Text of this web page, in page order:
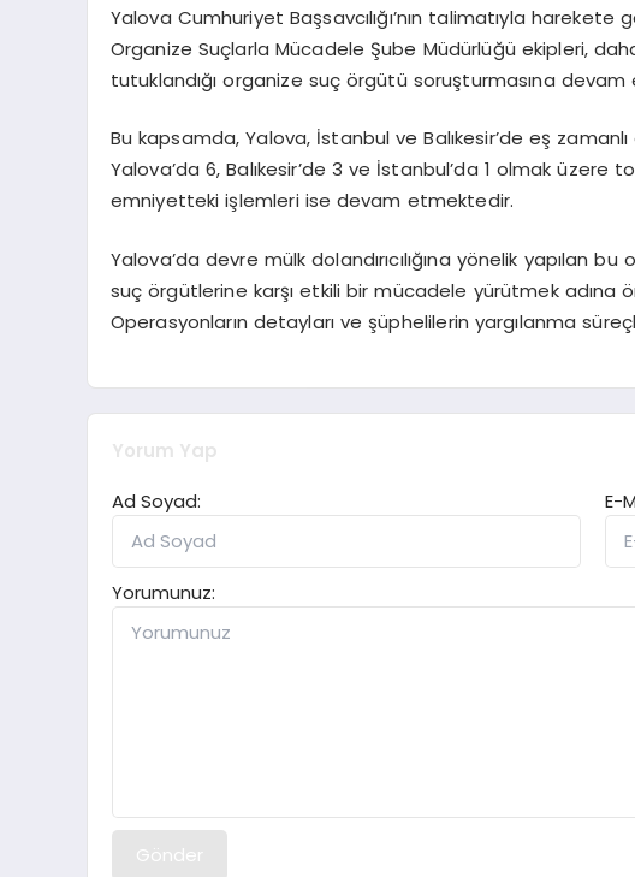
Yalova Cumhuriyet Başsavcılığı’nın talimatıyla harekete
Organize Suçlarla Mücadele Şube Müdürlüğü ekipleri,
tutuklandığı organize suç örgütü soruşturmasına devam
Bu kapsamda, Yalova, İstanbul ve Balıkesir’de eş
Yalova’da 6, Balıkesir’de 3 ve İstanbul’da 1 olmak üzere
emniyetteki işlemleri ise devam etmektedir.
Yalova’da devre mülk dolandırıcılığına yönelik yapılan
suç örgütlerine karşı etkili bir mücadele yürütmek adına
Operasyonların detayları ve şüphelilerin yargılanma
Yorum Yap
Ad Soyad:
E-
Yorumunuz:
Gönder